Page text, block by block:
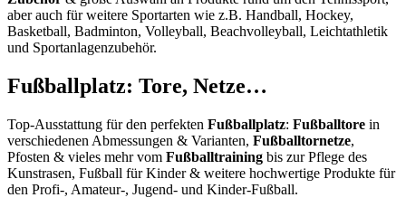
aber auch für weitere Sportarten wie z.B. Handball, Hockey,
Basketball, Badminton, Volleyball, Beachvolleyball, Leichtathletik
und Sportanlagenzubehör.
Fußballplatz: Tore, Netze…
Top-Ausstattung für den perfekten Fußballplatz: Fußballtore in
verschiedenen Abmessungen & Varianten, Fußballtornetze,
Pfosten & vieles mehr vom Fußballtraining bis zur Pflege des
Kunstrasen, Fußball für Kinder & weitere hochwertige Produkte für
den Profi-, Amateur-, Jugend- und Kinder-Fußball.